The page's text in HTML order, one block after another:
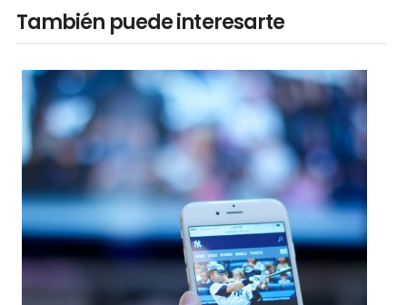
También puede interesarte